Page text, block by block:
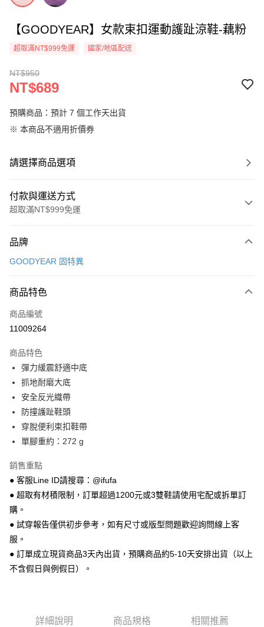
【GOODYEAR】女款束扣運動護趾涼鞋-藕粉
超取滿NT$999免運 國家/地區配送
NT$950
NT$689
預購商品：預計 7 個工作天出貨
※ 本商品不適用折價券
請選擇商品選項
付款與運送方式
超取滿NT$999免運
信用卡一次付款
LINE Pay
Apple Pay
悠遊付
Google Pay
全盈+PAY
AFTEE先享後付
相關說明
AFTEE先享後付是「在收到商品之後才付款」的支付方式。 讓您購物簡單
１．簡單：不需註冊會員、不需綁卡、不需儲值。
２．便利：只要手機號碼，簡訊認證，即可結帳。
３．安心：先確認商品／服務後，再付款。
【「AFTEE先享後付」結帳流程】
１．於結帳方式選擇「AFTEE先享後付」後，將跳轉至「AFTEE先享後付」
２．訂單成立數日內，您將收到繳費通知簡訊。
３．收到繳費通知簡訊後14天內，點擊此簡訊中的連結，可透過四大超商／
※ 交易是否成功請以「AFTEE先享後付 」之結帳頁面顯示為準，若有關於
ATM付款
運送方式
全家 取貨付款
每筆NT$70，滿NT$999(含以上)免運費
付款後 全家取貨
付款後 7-11取貨
品牌
GOODYEAR 固特異
商品特色
商品編號
11009264
商品特色
彈力緩震舒適中底
抓地耐磨大底
安全反光織帶
防撞護趾鞋頭
穿脫便利束扣鞋帶
單腳重約：272 g
銷售重點
● 客服Line ID請搜尋：@ifufa
● 超取有材積限制，訂單超過1200元或3雙鞋請使用宅配或拆單訂
購。
● 試穿報告僅供初步參考，如有尺寸或版型問題歡迎詢問線上客
服。
● 訂單成立現貨商品3天內出貨，預購商品約5-10天安排出貨（以上
不含假日與例假日）。
詳細說明 商品規格 相關推薦